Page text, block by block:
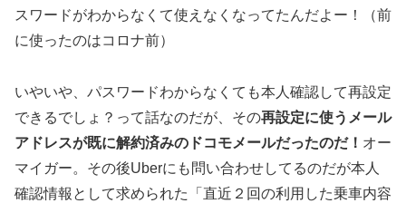
スワードがわからなくて使えなくなってたんだよー！（前
に使ったのはコロナ前）
いやいや、パスワードわからなくても本人確認して再設定
できるでしょ？って話なのだが、その再設定に使うメール
アドレスが既に解約済みのドコモメールだったのだ！ オー
マイガー。その後Uberにも問い合わせしてるのだが本人
確認情報として求められた「直近２回の利用した乗車内容